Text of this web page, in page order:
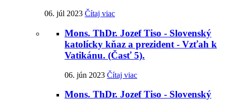
06. júl 2023 Čítaj viac
Mons. ThDr. Jozef Tiso - Slovenský
katolícky kňaz a prezident - Vzťah k
Vatikánu. (Časť 5).
06. jún 2023 Čítaj viac
Mons. ThDr. Jozef Tiso - Slovenský